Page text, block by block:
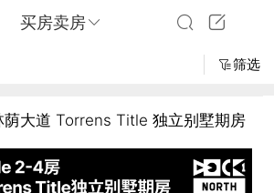
买房卖房
筛选
大道 Torrens Title 独立别墅期房